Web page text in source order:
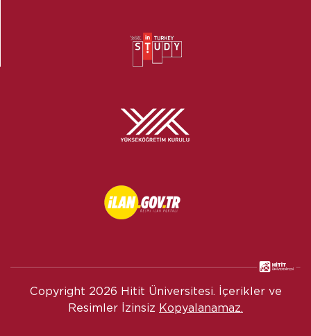
Copyright 2026 Hitit Üniversitesi. İçerikler ve
Resimler İzinsiz Kopyalanamaz.